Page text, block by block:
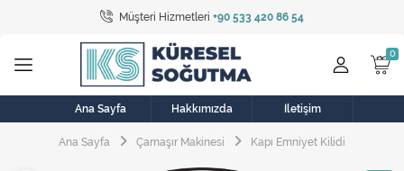
Müşteri Hizmetleri +90 533 420 86 54
Tüm Kategoriler
Bulaşık Makinesi
Buzdolabı
Çamaşır Kurutma Makinesi
Ana Sayfa Hakkımızda İletişim
Ana Sayfa Çamaşır Makinesi Kapı Emniyet Kilidi